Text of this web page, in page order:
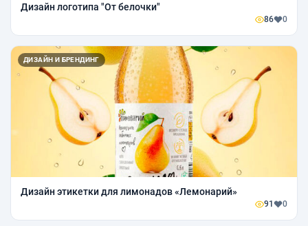
Дизайн логотипа "От белочки"
86 0
ДИЗАЙН И БРЕНДИНГ
Дизайн этикетки для лимонадов «Лемонарий»
91 0